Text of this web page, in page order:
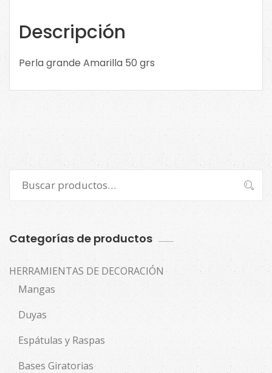
Confitería
cantidad
Descripción
Perla grande Amarilla 50 grs
por:
Buscar
Categorías de productos
HERRAMIENTAS DE DECORACIÓN
Mangas
Duyas
Espátulas y Raspas
Bases Giratorias